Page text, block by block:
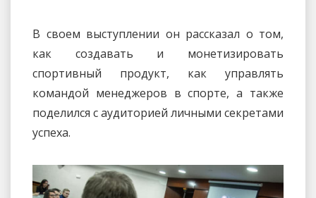
В своем выступлении он рассказал о том,
как создавать и монетизировать
спортивный продукт, как управлять
командой менеджеров в спорте, а также
поделился с аудиторией личными секретами
успеха.